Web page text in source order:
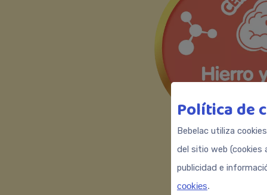
Política de
Bebelac utiliza
del sitio web (cookies
publicidad e
cookies.